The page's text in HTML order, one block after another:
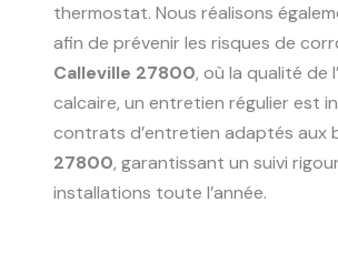
thermostat. Nous réalisons
afin de prévenir les risques de
Calleville 27800, où la qualité de
calcaire, un entretien régulier est
contrats d’entretien adaptés aux
27800, garantissant un suivi
installations toute l’année.